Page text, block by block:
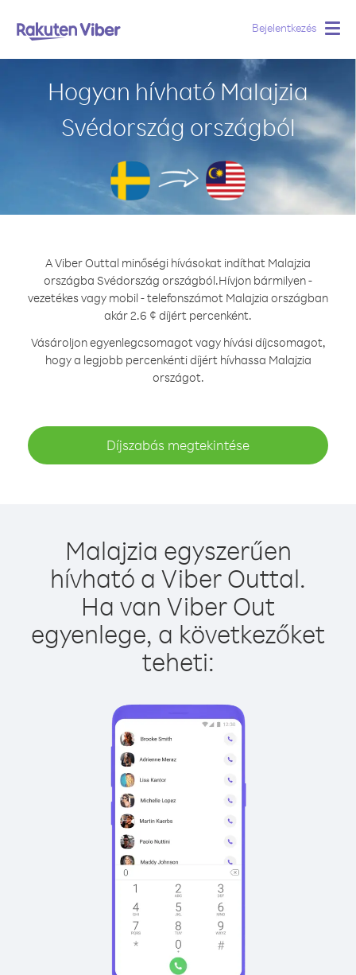
Bejelentkezés
Hogyan hívható Malajzia
Svédország országból
A Viber Outtal minőségi hívásokat indíthat Malajzia
országba Svédország országból.Hívjon bármilyen -
vezetékes vagy mobil - telefonszámot Malajzia országban
akár 2.6 ¢ díjért percenként.
Vásároljon egyenlegcsomagot vagy hívási díjcsomagot,
hogy a legjobb percenkénti díjért hívhassa Malajzia
országot.
Díjszabás megtekintése
Malajzia egyszerűen
hívható a Viber Outtal.
Ha van Viber Out
egyenlege, a következőket
teheti: